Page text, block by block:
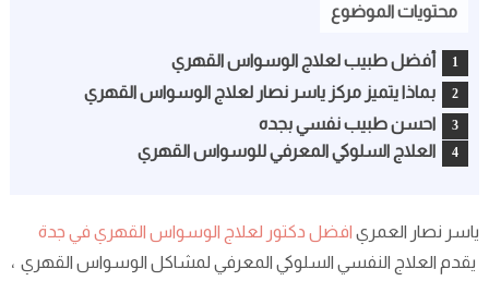
محتويات الموضوع
أفضل طبيب لعلاج الوسواس القهري
بماذا يتميز مركز ياسر نصار لعلاج الوسواس القهري
احسن طبيب نفسي بجده
العلاج السلوكي المعرفي للوسواس القهري
ياسر نصار العمريافضل دكتور لعلاج الوسواس القهري في جدة
يقدم العلاج النفسي السلوكي المعرفي لمشاكل الوسواس القهري ،